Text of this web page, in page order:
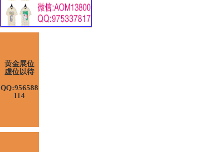
黄金展位
虚位以待
QQ:956588
114